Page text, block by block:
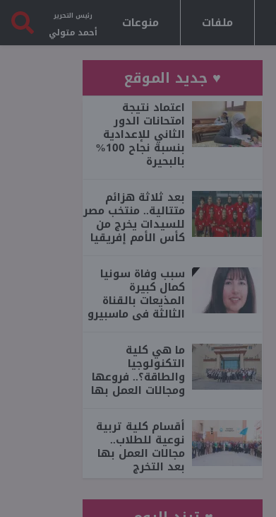
ملفات منوعات رئيس التحرير
أحمد متولي
♥ جديد الموقع
اعتماد نتيجة
امتحانات الدور
الثاني للإعدادية
بنسبة نجاح 100%
بالبحيرة
بعد ثلاثة هزائم
متتالية.. منتخب مصر
للسيدات يخرج من
كأس الأمم إفريقيا
سبب وفاة سونيا
كمال كبيرة
المذيعات بالقناة
الثالثة فى ماسبيرو
ما هي كلية
التكنولوجيا
والطاقة؟.. فروعها
ومجالات العمل بها
أقسام كلية تربية
نوعية للطلاب..
مجالات العمل بها
بعد التخرج